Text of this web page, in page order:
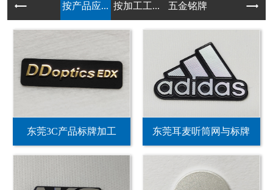
按产品应... 按加工工... 五金铭牌
东莞3C产品标牌加工 东莞耳麦听筒网与标牌